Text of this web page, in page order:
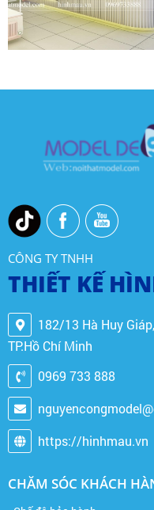
CAFE QUẬN
1 THU HÚT
KHÁCH
HÀNG
CÔNG TY TNHH
THIẾT KẾ
182/13 Hà Huy
TP.Hồ Chí Minh
0969 733 888
https://hinhmau.vn
CHĂM SÓC KHÁCH